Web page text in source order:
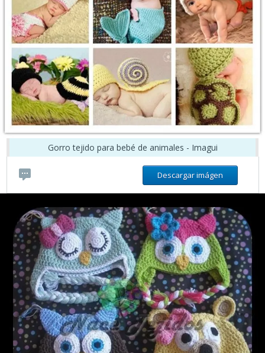
Gorro tejido para bebé de animales - Imagui
Descargar imágen